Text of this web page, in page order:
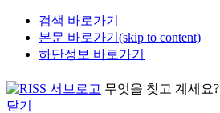
검색 바로가기
본문 바로가기(skip to content)
하단정보 바로가기
무엇을 찾고 계세요?
닫기